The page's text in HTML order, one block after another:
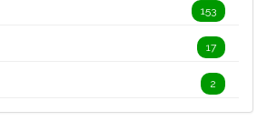
153
17
2